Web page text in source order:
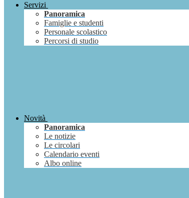
Servizi
Panoramica
Famiglie e studenti
Personale scolastico
Percorsi di studio
Novità
Panoramica
Le notizie
Le circolari
Calendario eventi
Albo online